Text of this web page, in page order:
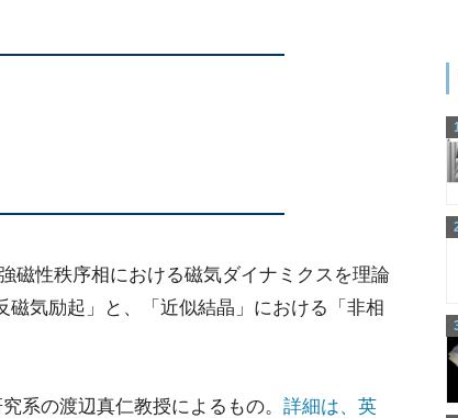
磁性秩序相における磁気ダイナミクスを理論
気励起」と、「近似結晶」における「非相
系の渡辺真仁教授によるもの。 詳細は、英